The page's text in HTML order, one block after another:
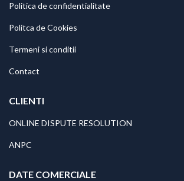
Politica de confidentialitate
Politca de Cookies
Termeni si conditii
Contact
CLIENTI
ONLINE DISPUTE RESOLUTION
ANPC
DATE COMERCIALE